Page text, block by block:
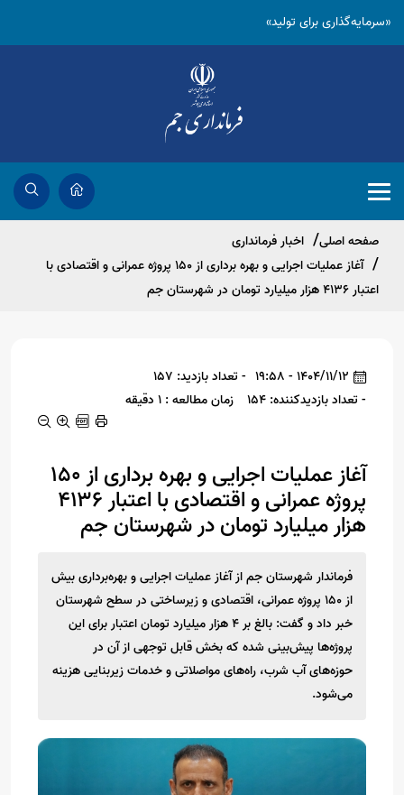
«سرمایه‌گذاری برای تولید»
صفحه اصلی
اخبار فرمانداری
آغاز عملیات اجرایی و بهره برداری از ۱۵۰ پروژه عمرانی و اقتصادی با
اعتبار ۴۱۳۶ هزار میلیارد تومان در شهرستان جم
1404/11/12 - 19:58
- تعداد بازدید: 157
- تعداد بازدیدکننده: 154
زمان مطالعه : 1 دقیقه
آغاز عملیات اجرایی و بهره برداری از ۱۵۰
پروژه عمرانی و اقتصادی با اعتبار ۴۱۳۶
هزار میلیارد تومان در شهرستان جم
فرماندار شهرستان جم از آغاز عملیات اجرایی و بهره‌برداری بیش
از ۱۵۰ پروژه عمرانی، اقتصادی و زیرساختی در سطح شهرستان
خبر داد و گفت: بالغ بر ۴ هزار میلیارد تومان اعتبار برای این
پروژه‌ها پیش‌بینی شده که بخش قابل توجهی از آن در
حوزه‌های آب شرب، راه‌های مواصلاتی و خدمات زیربنایی هزینه
می‌شود.